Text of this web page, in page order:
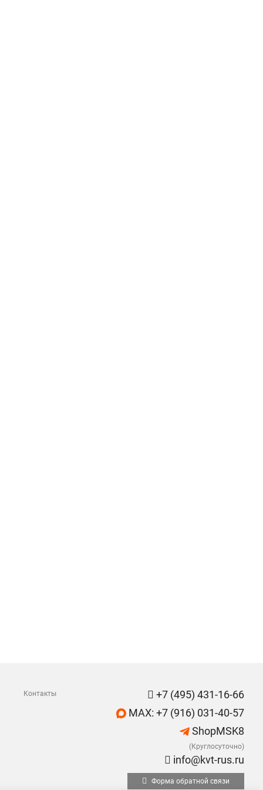
Контакты
+7 (495) 431-16-66
MAX: +7 (916) 031-40-57
ShopMSK8
(Круглосуточно)
info@kvt-rus.ru
Форма обратной связи